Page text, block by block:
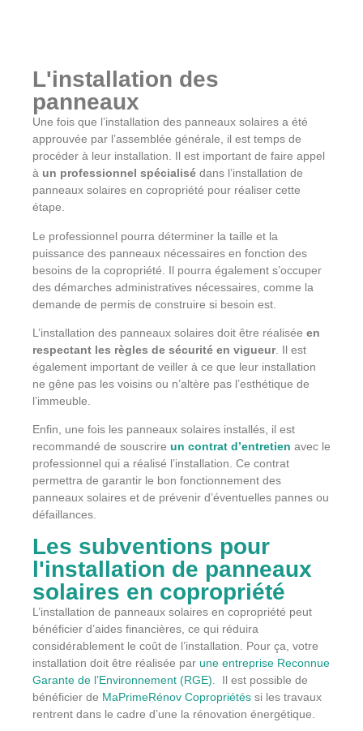
L'installation des
panneaux
Une fois que l’installation des panneaux solaires a été
approuvée par l’assemblée générale, il est temps de
procéder à leur installation. Il est important de faire appel
à un professionnel spécialisé dans l’installation de
panneaux solaires en copropriété pour réaliser cette
étape.
Le professionnel pourra déterminer la taille et la
puissance des panneaux nécessaires en fonction des
besoins de la copropriété. Il pourra également s’occuper
des démarches administratives nécessaires, comme la
demande de permis de construire si besoin est.
L’installation des panneaux solaires doit être réalisée en
respectant les règles de sécurité en vigueur. Il est
également important de veiller à ce que leur installation
ne gêne pas les voisins ou n’altère pas l’esthétique de
l’immeuble.
Enfin, une fois les panneaux solaires installés, il est
recommandé de souscrire un contrat d’entretien avec le
professionnel qui a réalisé l’installation. Ce contrat
permettra de garantir le bon fonctionnement des
panneaux solaires et de prévenir d’éventuelles pannes ou
défaillances.
Les subventions pour
l'installation de panneaux
solaires en copropriété
L’installation de panneaux solaires en copropriété peut
bénéficier d’aides financières, ce qui réduira
considérablement le coût de l’installation. Pour ça, votre
installation doit être réalisée par une entreprise Reconnue
Garante de l’Environnement (RGE) . Il est possible de
bénéficier de MaPrimeRénov Copropriétés si les travaux
rentrent dans le cadre d’une la rénovation énergétique.